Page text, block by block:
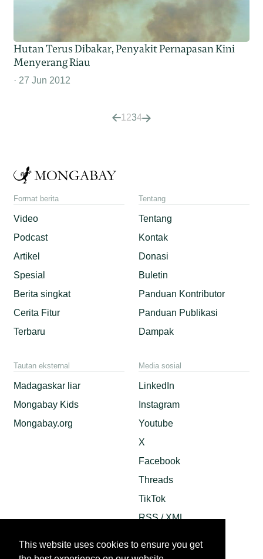
This website uses cookies to ensure you get
Hutan Terus Dibakar, Penyakit Pernapasan Kini
Menyerang Riau
27 Jun 2012
1234
Format berita
Video
Podcast
Artikel
Spesial
Berita singkat
Cerita Fitur
Terbaru
Tentang
Tentang
Kontak
Donasi
Buletin
Panduan Kontributor
Panduan Publikasi
Dampak
Tautan eksternal
Madagaskar liar
Mongabay Kids
Mongabay.org
Media sosial
LinkedIn
Instagram
Youtube
X
Facebook
Threads
TikTok
RSS / XML
Android App